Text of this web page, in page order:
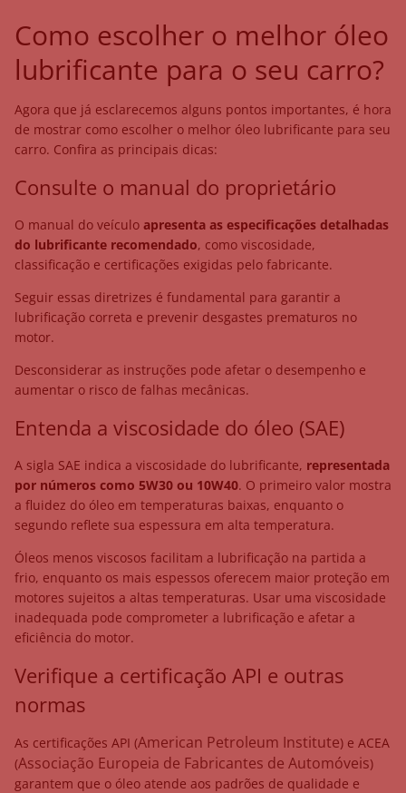
Como escolher o melhor óleo
lubrificante para o seu carro?
Agora que já esclarecemos alguns pontos importantes, é hora
de mostrar como escolher o melhor óleo lubrificante para seu
carro. Confira as principais dicas:
Consulte o manual do proprietário
O manual do veículo apresenta as especificações detalhadas
do lubrificante recomendado, como viscosidade,
classificação e certificações exigidas pelo fabricante.
Seguir essas diretrizes é fundamental para garantir a
lubrificação correta e prevenir desgastes prematuros no
motor.
Desconsiderar as instruções pode afetar o desempenho e
aumentar o risco de falhas mecânicas.
Entenda a viscosidade do óleo (SAE)
A sigla SAE indica a viscosidade do lubrificante, representada
por números como 5W30 ou 10W40. O primeiro valor mostra
a fluidez do óleo em temperaturas baixas, enquanto o
segundo reflete sua espessura em alta temperatura.
Óleos menos viscosos facilitam a lubrificação na partida a
frio, enquanto os mais espessos oferecem maior proteção em
motores sujeitos a altas temperaturas. Usar uma viscosidade
inadequada pode comprometer a lubrificação e afetar a
eficiência do motor.
Verifique a certificação API e outras
normas
As certificações API (American Petroleum Institute) e ACEA
(Associação Europeia de Fabricantes de Automóveis)
garantem que o óleo atende aos padrões de qualidade e